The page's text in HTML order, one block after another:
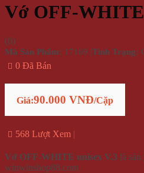
Vớ OFF-WHITE
(0)
Mã Sản Phẩm: 17169 |Tình Trạng:
0 Đã Bán
Giá:90.000 VNĐ/Cặp
568 Lượt Xem
Vớ OFF-WHITE unisex V.3 là
winwinshop88.com